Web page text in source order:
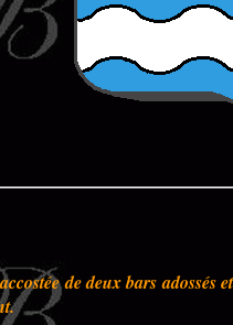
de deux bars